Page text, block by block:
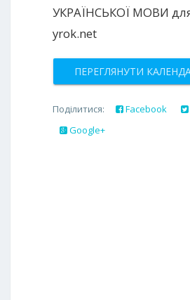
УКРАЇНСЬКОЇ МОВИ
yrok.net
ПЕРЕГЛЯНУТИ
Поділитися: Facebook
Google+